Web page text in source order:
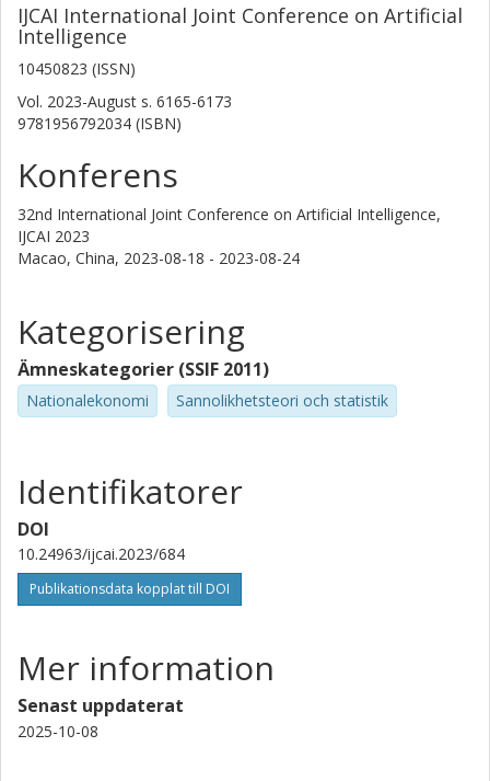
IJCAI International Joint Conference on Artificial
Intelligence
10450823 (ISSN)
Vol. 2023-August s. 6165-6173
9781956792034 (ISBN)
Konferens
32nd International Joint Conference on Artificial Intelligence,
IJCAI 2023
Macao, China, 2023-08-18 - 2023-08-24
Kategorisering
Ämneskategorier (SSIF 2011)
Nationalekonomi Sannolikhetsteori och statistik
Identifikatorer
DOI
10.24963/ijcai.2023/684
Publikationsdata kopplat till DOI
Mer information
Senast uppdaterat
2025-10-08